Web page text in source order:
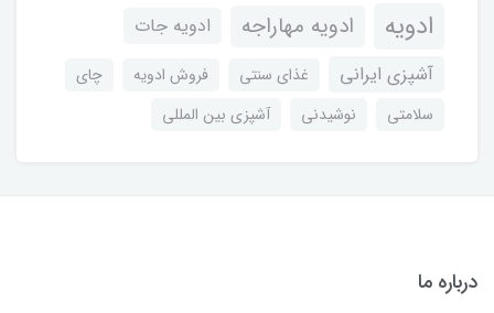
ادویه ادویه مهاراجه
ادویه جات
آشپزی ایرانی
غذای سنتی فروش ادویه
چای
سلامتی
نوشیدنی آشپزی بین المللی
درباره ما